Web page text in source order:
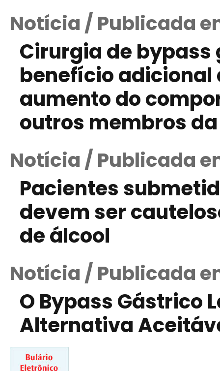
Notícia / Publicada
Cirurgia de
benefício adicional
aumento do
outros membros
Notícia / Publicada
Pacientes
devem ser
de álcool
Notícia / Publicada
O Bypass Gástrico
Alternativa